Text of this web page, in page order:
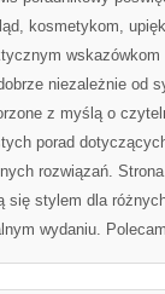
kosmetykom,
niezależnie od
z myślą o
porad
rozwiązań.
stylem dla
wydaniu.